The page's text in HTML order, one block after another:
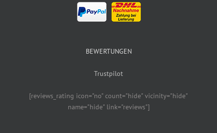
BEWERTUNGEN
Trustpilot
[reviews_rating icon="no" count="hide" vicinity="hide"
name="hide" link="reviews"]